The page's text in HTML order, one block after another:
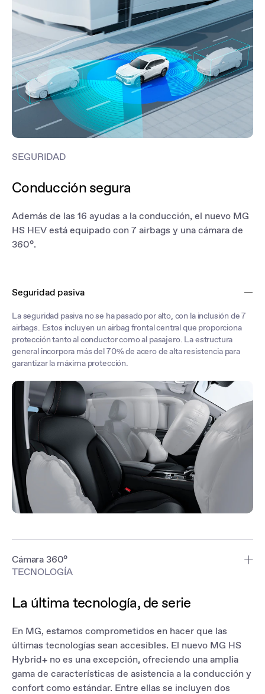
SEGURIDAD
Conducción segura
Además de las 16 ayudas a la conducción, el nuevo MG
HS HEV está equipado con 7 airbags y una cámara de
360°.
Seguridad pasiva
La seguridad pasiva no se ha pasado por alto, con la inclusión de 7
airbags. Estos incluyen un airbag frontal central que proporciona
protección tanto al conductor como al pasajero. La estructura
general incorpora más del 70% de acero de alta resistencia para
garantizar la máxima protección.
Cámara 360°
angular proporcionan una vista completa alrededor del vehículo,
obstrucciones.
*sólo en versión Luxury
TECNOLOGÍA
La última tecnología, de serie
En MG, estamos comprometidos en hacer que las
últimas tecnologías sean accesibles. El nuevo MG HS
Hybrid+ no es una excepción, ofreciendo una amplia
gama de características de asistencia a la conducción y
confort como estándar. Entre ellas se incluyen dos